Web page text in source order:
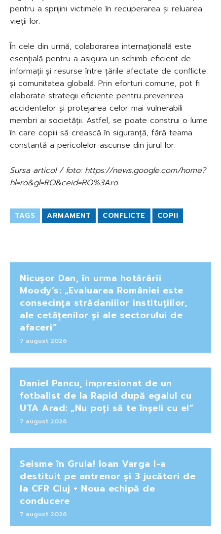
pentru a sprijini victimele în recuperarea și reluarea
vieții lor.
În cele din urmă, colaborarea internațională este
esențială pentru a asigura un schimb eficient de
informații și resurse între țările afectate de conflicte
și comunitatea globală. Prin eforturi comune, pot fi
elaborate strategii eficiente pentru prevenirea
accidentelor și protejarea celor mai vulnerabili
membri ai societății. Astfel, se poate construi o lume
în care copiii să crească în siguranță, fără teama
constantă a pericolelor ascunse din jurul lor.
Sursa articol / foto: https://news.google.com/home?
hl=ro&gl=RO&ceid=RO%3Aro
TAGS ARMAMENT CONFLICTE COPII
Nicușor Dan, în urma hotărârii
Moody’s: „Evaluarea României este
consecința strădaniilor instituțiilor,
ale cetățenilor și ale sectorului de
afaceri”
7 august 2026
Daniel Pancu, impresionat de un
fotbalist de la Rapid după egalul cu
UTA Arad: „Nu poți să te înșeli cu el”
7 august 2026
Seisme în Gruia! Ioan Varga l-a
destituit pe antrenor și 3 jucători de
la CFR Cluj + Noua echipă de
conducere
7 august 2026